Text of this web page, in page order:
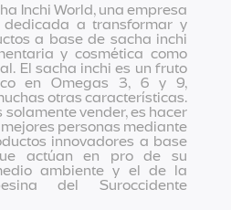
Inchi World, una empresa
dedicada a transformar y
a base de sacha inchi
y cosmética como
El sacha inchi es un fruto
en Omegas 3, 6 y 9,
otras características.
solamente vender, es hacer
personas mediante
innovadores a base
actúan en pro de su
ambiente y el de la
del Suroccidente